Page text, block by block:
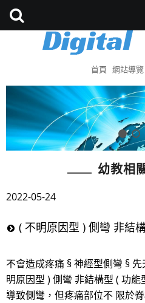
首頁 網站導覽
幼教相
2022-05-24
( 不明原因型 ) 側彎 非結
不會造成疼痛 § 神經型側彎 §
明原因型 ) 側彎 非結構型 ( 功能
導致側彎，但疼痛部位不 限於